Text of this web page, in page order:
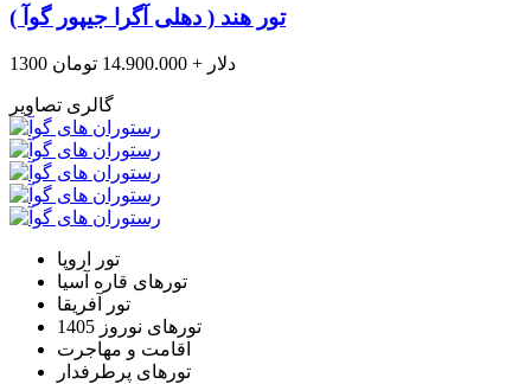
تور هند ( دهلی آگرا جیپور گوآ )
1300 دلار + 14.900.000 تومان
گالری تصاویر
تور اروپا
تورهای قاره آسیا
تور آفریقا
تورهای نوروز 1405
اقامت و مهاجرت
تورهای پرطرفدار